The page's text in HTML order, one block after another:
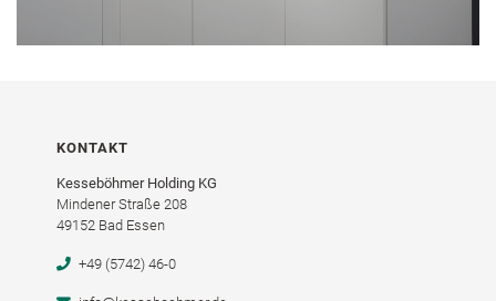
KONTAKT
Kesseböhmer Holding KG
Mindener Straße 208
49152 Bad Essen
+49 (5742) 46-0